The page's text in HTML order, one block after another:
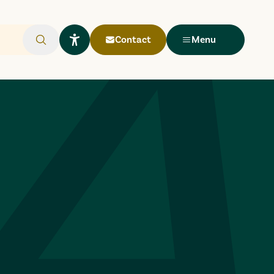
Rechercher
Ouvrir le widget Lisio
Contact Menu